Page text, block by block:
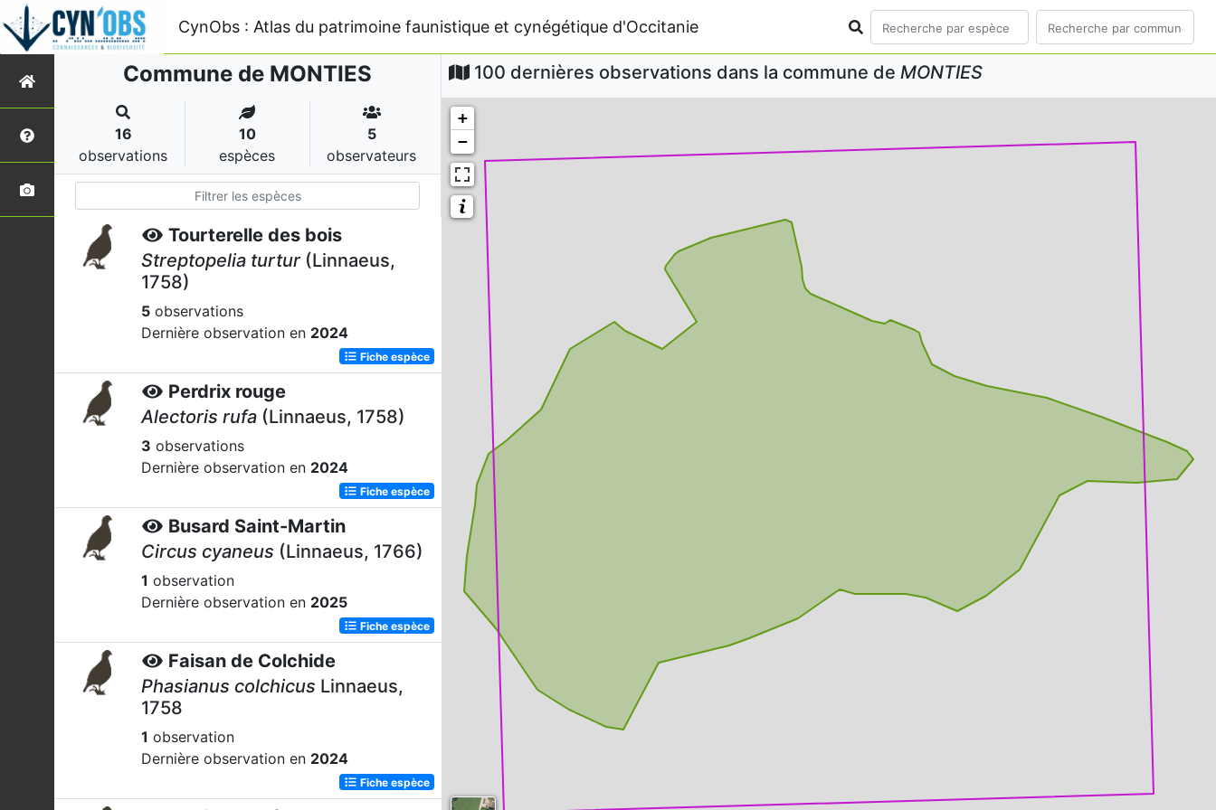
CynObs : Atlas du patrimoine faunistique et cynégétique d'Occitanie
Commune de MONTIES
16
observations
10
espèces
5
observateurs
Tourterelle des bois
Streptopelia turtur (Linnaeus,
1758)
5 observations
Dernière observation en 2024
Fiche espèce
Perdrix rouge
Alectoris rufa (Linnaeus, 1758)
3 observations
Dernière observation en 2024
Fiche espèce
Busard Saint-Martin
Circus cyaneus (Linnaeus, 1766)
1 observation
Dernière observation en 2025
Fiche espèce
Faisan de Colchide
Phasianus colchicus Linnaeus,
1758
1 observation
Dernière observation en 2024
Fiche espèce
100 dernières observations dans la commune de MONTIES
+
−